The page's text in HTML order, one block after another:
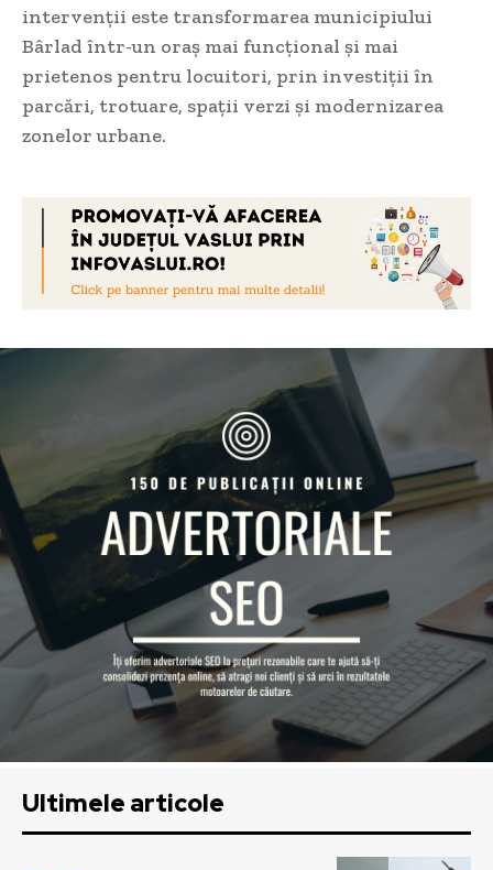
intervenții este transformarea municipiului
Bârlad într-un oraș mai funcțional și mai
prietenos pentru locuitori, prin investiții în
parcări, trotuare, spații verzi și modernizarea
zonelor urbane.
Ultimele articole